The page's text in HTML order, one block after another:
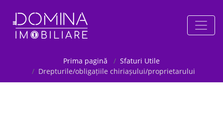
Prima pagină
Sfaturi Utile
Drepturile/obligațiile chiriașului/proprietarului